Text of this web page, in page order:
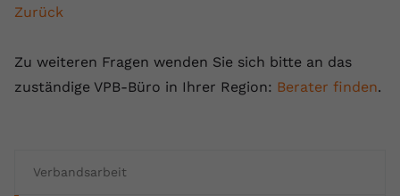
Verbandsarbeit
Zurück
Zu weiteren Fragen wenden Sie sich bitte an das
zuständige VPB-Büro in Ihrer Region: Berater finden.
Name
Laufzeit 2 Jahre